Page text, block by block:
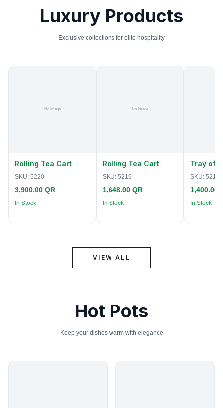
Luxury Products
Exclusive collections for elite hospitality
Rolling Tea Cart
SKU: 5220
3,900.00 QR
In Stock
Rolling Tea Cart
SKU: 5219
1,648.00 QR
In Stock
Tray of
SKU: 5218
1,400.00
In Stock
VIEW ALL
Hot Pots
Keep your dishes warm with elegance